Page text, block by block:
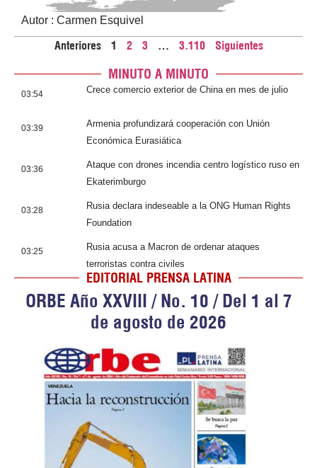
Autor : Carmen Esquivel
Anteriores 1 2 3 … 3.110 Siguientes
MINUTO A MINUTO
03:54 Crece comercio exterior de China en mes de julio
03:39
Armenia profundizará cooperación con Unión
Económica Eurasiática
03:36
Ataque con drones incendia centro logístico ruso en
Ekaterimburgo
03:28
Rusia declara indeseable a la ONG Human Rights
Foundation
03:25
Rusia acusa a Macron de ordenar ataques
terroristas contra civiles
EDITORIAL PRENSA LATINA
ORBE Año XXVIII / No. 10 / Del 1 al 7
de agosto de 2026